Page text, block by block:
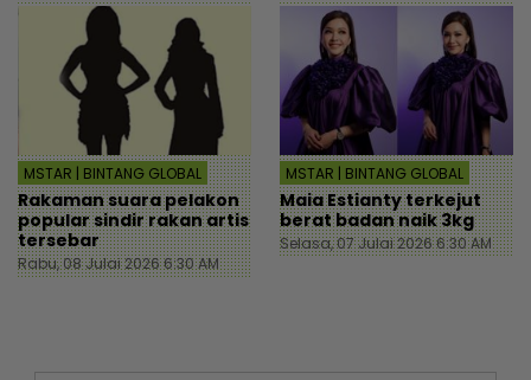
MSTAR | BINTANG GLOBAL
Rakaman suara pelakon
popular sindir rakan artis
tersebar
Rabu, 08 Julai 2026 6:30 AM
MSTAR | BINTANG GLOBAL
Maia Estianty terkejut
berat badan naik 3kg
Selasa, 07 Julai 2026 6:30 AM